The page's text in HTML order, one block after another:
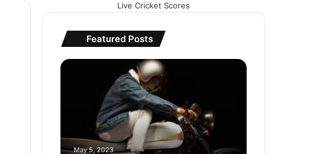
Live Cricket Scores
Featured Posts
बा
हीं
May 5, 2023